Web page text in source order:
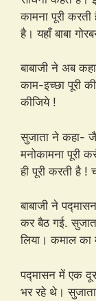
कामना पूरी
है। यहाँ बाबा
बाबाजी ने अब
काम-इच्छा पूरी
कीजिये !
सुजाता ने कहा-
मनोकामना पूरी
ही पूरी करती है !
बाबाजी ने
कर बैठ गई.
लिया। कमाल का
पद्मासन में एक
भर रहे थे।